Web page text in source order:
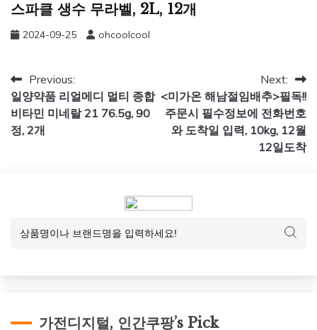
스파클 생수 무라벨, 2L, 12개
2024-09-25 ohcoolcool
글
탐
색
Previous:
일양약품 리얼메디 멀티 종합
비타민 미네랄 21 76.5g, 90
정, 2개
Next:
<미가온 해남절임배추>필독!!
주문시 필수정보에 전화번호
와 도착일 입력, 10kg, 12월
12일도착
가전디지털, 인간쿠팡’s Pick